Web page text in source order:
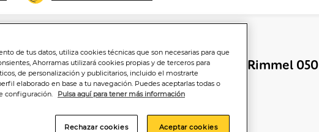
Corrector facial Multitasker Rimmel 050
6,95€/unidad
de tus datos, utiliza cookies técnicas que son necesarias para que
Ahorramas utilizará cookies propias y de terceros para
de personalización y publicitarios, incluido el mostrarte
elaborado en base a tu navegación. Puedes aceptarlas todas o
configuración.
Pulsa aquí para tener más información
Rechazar cookies Aceptar cookies